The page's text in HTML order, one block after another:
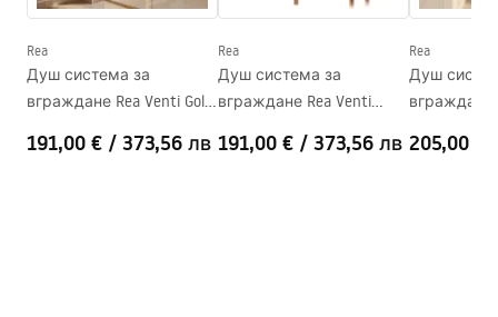
Посока на душ - кабината
универсален
Гаранция
Покритие Easy Clean
Да, от двете страни на
стъклото
Rea
Душ система за
вграждане Rea Venti Gold
191,00 € / 373,56 лв
Rea
Душ система за
вграждане Rea Venti
191,00 € / 373,56 лв
Rea
Душ
вграждане
205,00 €